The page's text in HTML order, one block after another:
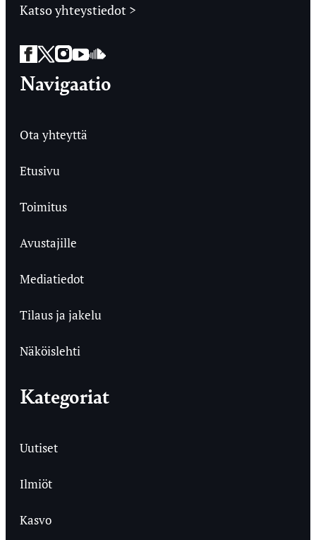
Katso yhteystiedot >
Facebook
Twitter
Instagram
YouTube
SoundCloud
Navigaatio
Ota yhteyttä
Etusivu
Toimitus
Avustajille
Mediatiedot
Tilaus ja jakelu
Näköislehti
Kategoriat
Uutiset
Ilmiöt
Kasvo